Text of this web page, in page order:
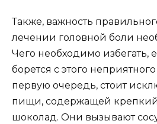
Также, важность
лечении головной боли
Чего необходимо избегать,
борется с этого
первую очередь, стоит
пищи, содержащей крепкий
шоколад. Они вызывают